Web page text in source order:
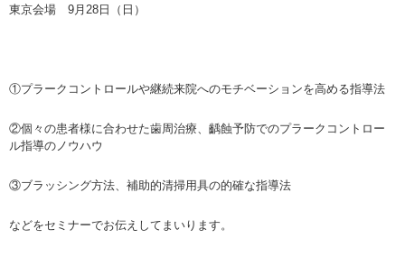
東京会場 9月28日（日）
①プラークコントロールや継続来院へのモチベーションを高める指導法
②個々の患者様に合わせた歯周治療、齲蝕予防でのプラークコントロー
ル指導のノウハウ
③ブラッシング方法、補助的清掃用具の的確な指導法
などをセミナーでお伝えしてまいります。